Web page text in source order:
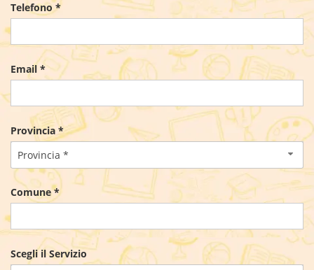
Telefono *
Email *
Provincia *
Provincia *
Comune *
Scegli il Servizio